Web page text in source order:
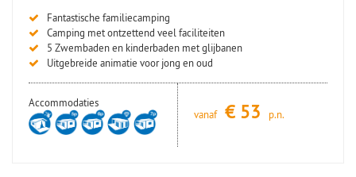
Fantastische familiecamping
Camping met ontzettend veel faciliteiten
5 Zwembaden en kinderbaden met glijbanen
Uitgebreide animatie voor jong en oud
Accommodaties
vanaf
€ 53 p.n.